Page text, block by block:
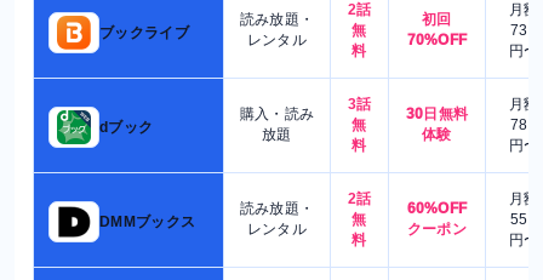
ブックライブ
読み放題・
レンタル
2話
無
料
初回
70%OFF
月額
730
円〜
dブック
購入・読み
放題
3話
無
料
30日無料
体験
月額
780
円〜
DMMブックス
読み放題・
レンタル
2話
無
料
60%OFF
クーポン
月額
550
円〜